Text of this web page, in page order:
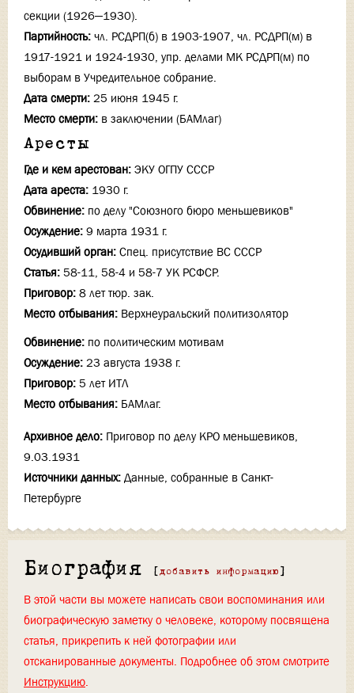
секции (1926—1930).
Партийность: чл. РСДРП(б) в 1903-1907, чл. РСДРП(м) в
1917-1921 и 1924-1930, упр. делами МК РСДРП(м) по
выборам в Учредительное собрание.
Дата смерти: 25 июня 1945 г.
Место смерти: в заключении (БАМлаг)
Аресты
Где и кем арестован: ЭКУ ОГПУ СССР
Дата ареста: 1930 г.
Обвинение: по делу "Союзного бюро меньшевиков"
Осуждение: 9 марта 1931 г.
Осудивший орган: Спец. присутствие ВС СССР
Статья: 58-11, 58-4 и 58-7 УК РСФСР.
Приговор: 8 лет тюр. зак.
Место отбывания: Верхнеуральский политизолятор
Обвинение: по политическим мотивам
Осуждение: 23 августа 1938 г.
Приговор: 5 лет ИТЛ
Место отбывания: БАМлаг.
Архивное дело: Приговор по делу КРО меньшевиков,
9.03.1931
Источники данных: Данные, собранные в Санкт-
Петербурге
Биография [ добавить информацию ]
В этой части вы можете написать свои воспоминания или
биографическую заметку о человеке, которому посвящена
статья, прикрепить к ней фотографии или
отсканированные документы. Подробнее об этом смотрите
Инструкцию.